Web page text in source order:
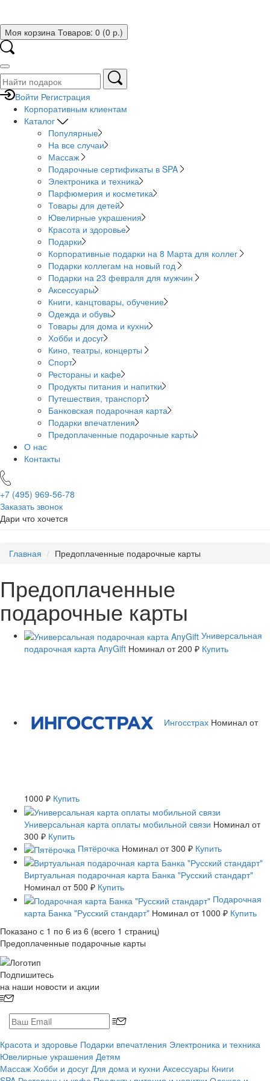
Моя корзина Товаров: 0 (0 р.)
Войти Регистрация
Корпоративным клиентам
Каталог
Популярные
На все случаи
Массаж
Подарочные сертификаты в SPA
Электроника и техника
Парфюмерия и косметика
Товары для детей
Ювелирные украшения
Красота и здоровье
Подарки
Корпоративные подарки на 8 Марта для коллег
Подарки коллегам на новый год
Подарки на 23 февраля для мужчин
Аксессуары
Книги, канцтовары, обучение
Одежда и обувь
Товары для дома и кухни
Хобби и досуг
Кино, театры, концерты
Спорт
Рестораны и кафе
Продукты питания и напитки
Путешествия, транспорт
Банковская подарочная карта
Подарки впечатления
Предоплаченные подарочные карты
О нас
Контакты
+7 (495) 969-56-78
Заказать звонок
Дари что хочется
Главная Предоплаченные подарочные карты
Предоплаченные
подарочные карты
Универсальная
подарочная карта AnyGift Номинал от 200 ₽ Купить
Ингосстрах Номинал от
1000 ₽ Купить
Универсальная карта оплаты мобильной связи Номинал от
300 ₽ Купить
Пятёрочка Номинал от 300 ₽ Купить
Виртуальная подарочная карта Банка "Русский стандарт"
Номинал от 500 ₽ Купить
Подарочная
карта Банка "Русский стандарт" Номинал от 1000 ₽ Купить
Показано с 1 по 6 из 6 (всего 1 страниц)
Предоплаченные подарочные карты
Подпишитесь
на наши новости и акции
Красота и здоровье Подарки впечатления Электроника и техника
Ювелирные украшения Детям
Массаж Хобби и досуг Для дома и кухни Аксессуары Книги